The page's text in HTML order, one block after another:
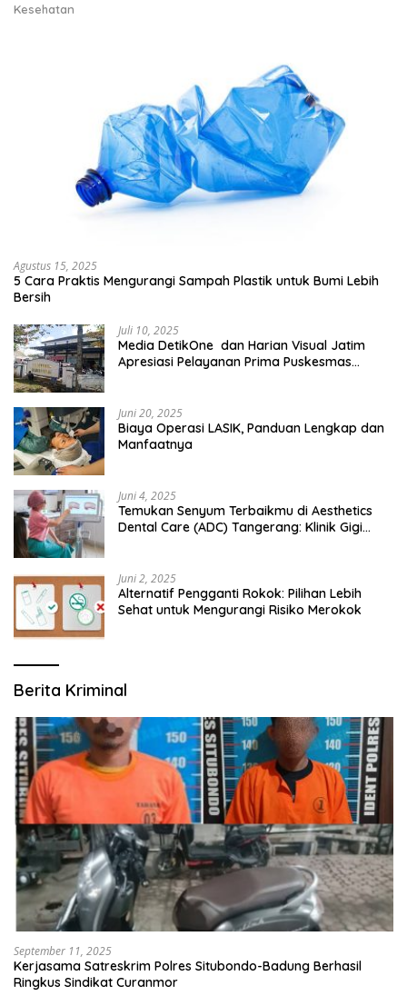
Kesehatan
Agustus 15, 2025
5 Cara Praktis Mengurangi Sampah Plastik untuk Bumi Lebih
Bersih
Juli 10, 2025
Media DetikOne dan Harian Visual Jatim
Apresiasi Pelayanan Prima Puskesmas
Juni 20, 2025
Biaya Operasi LASIK, Panduan Lengkap dan
Manfaatnya
Juni 4, 2025
Temukan Senyum Terbaikmu di Aesthetics
Dental Care (ADC) Tangerang: Klinik Gigi
Juni 2, 2025
Alternatif Pengganti Rokok: Pilihan Lebih
Sehat untuk Mengurangi Risiko Merokok
Berita Kriminal
September 11, 2025
Kerjasama Satreskrim Polres Situbondo-Badung Berhasil
Ringkus Sindikat Curanmor